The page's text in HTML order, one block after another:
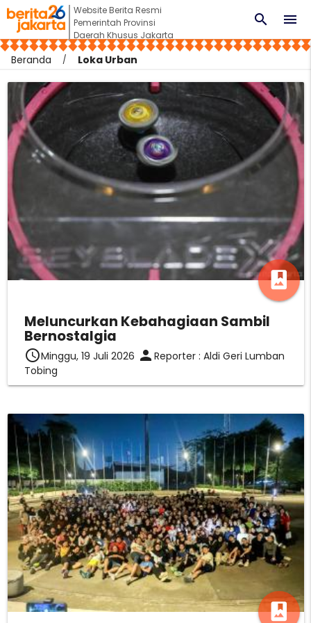
Website Berita Resmi
Pemerintah Provinsi
Daerah Khusus Jakarta
menu
search
Beranda Loka Urban
photo_album
Meluncurkan Kebahagiaan Sambil
Bernostalgia
access_timeMinggu, 19 Juli 2026 person Reporter : Aldi Geri Lumban
Tobing
photo_album